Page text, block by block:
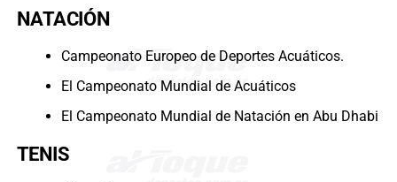
NATACIÓN
Campeonato Europeo de Deportes Acuáticos.
El Campeonato Mundial de Acuáticos
El Campeonato Mundial de Natación en Abu Dhabi
TENIS